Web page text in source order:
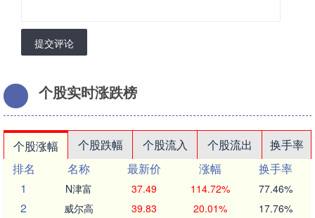
提交评论
个股实时涨跌榜
个股涨幅 个股跌幅 个股流入 个股流出
换手率
排名
名称 最新价 涨幅
换手率
1
N津富 37.49 114.72% 77.46%
2 威尔高 39.83 20.01% 17.76%